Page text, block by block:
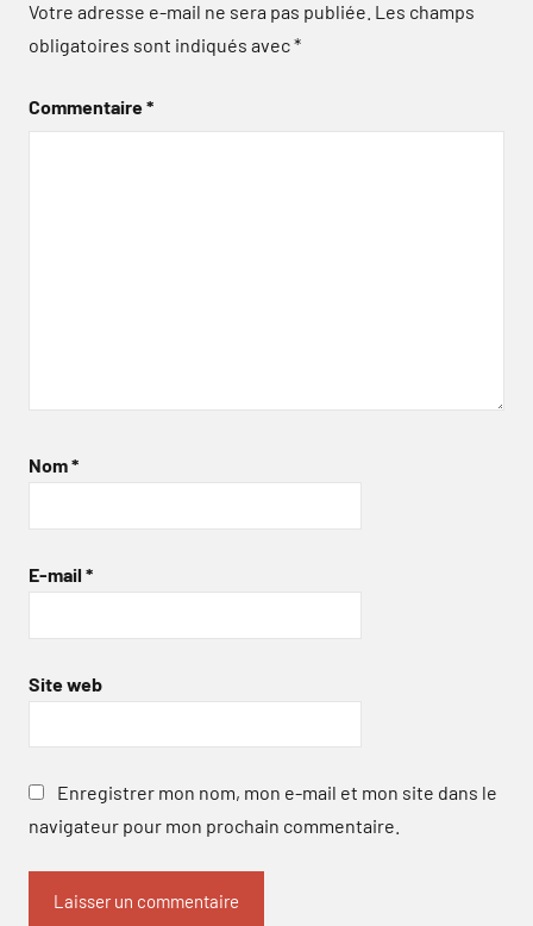
Votre adresse e-mail ne sera pas publiée. Les champs
obligatoires sont indiqués avec*
Commentaire*
Nom*
E-mail *
Site web
Enregistrer mon nom, mon e-mail et mon site dans le
navigateur pour mon prochain commentaire.